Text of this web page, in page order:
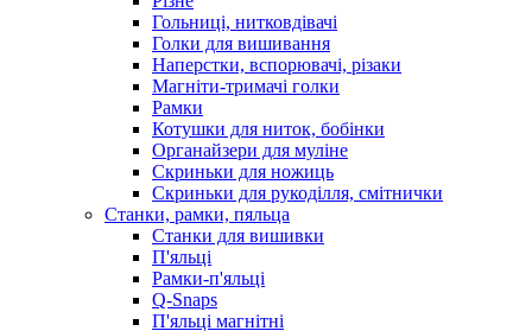
Гольниці, нитковдівачі
Голки для вишивання
Наперстки, вспорювачі, різаки
Магніти-тримачі голки
Рамки
Котушки для ниток, бобінки
Органайзери для муліне
Скриньки для ножиць
Скриньки для рукоділля, смітнички
Станки, рамки, пяльца
Станки для вишивки
П'яльці
Рамки-п'яльці
Q-Snaps
П'яльці магнітні